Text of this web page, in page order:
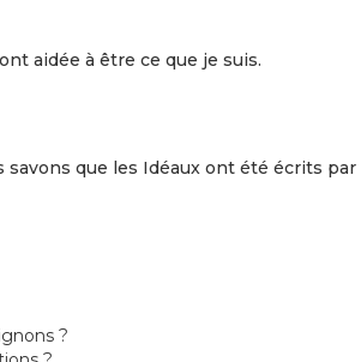
aidée à être ce que je suis.
que les Idéaux ont été écrits
?